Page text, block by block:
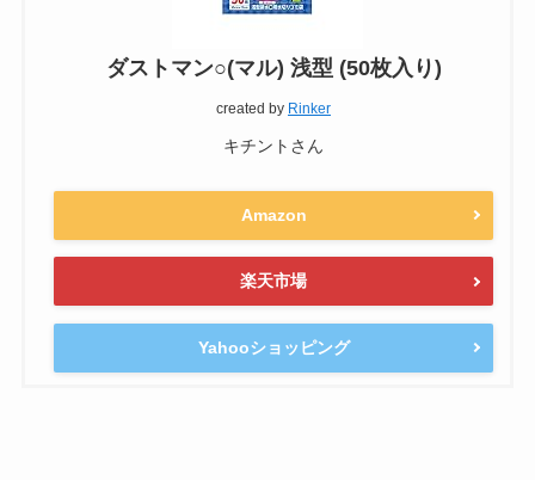
ダストマン○(マル) 浅型 (50枚入り)
created by Rinker
キチントさん
Amazon
楽天市場
Yahooショッピング